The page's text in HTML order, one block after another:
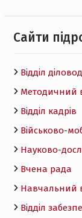
Cайти
Відділ
Методичний
Відділ кадрів
Військово-
Науково-
Вчена рада
Навчальний
Відділ